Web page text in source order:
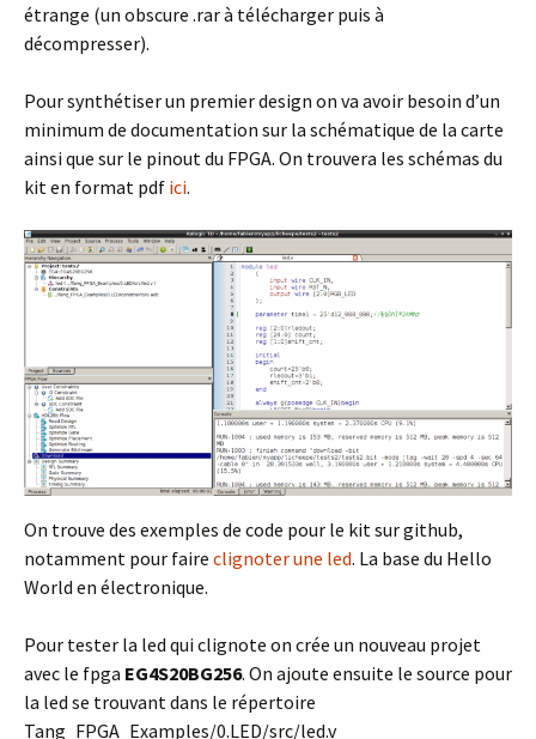
étrange (un obscure .rar à télécharger puis à
décompresser).
Pour synthétiser un premier design on va avoir besoin d’un
minimum de documentation sur la schématique de la carte
ainsi que sur le pinout du FPGA. On trouvera les schémas du
kit en format pdf ici.
On trouve des exemples de code pour le kit sur github,
notamment pour faire clignoter une led. La base du Hello
World en électronique.
Pour tester la led qui clignote on crée un nouveau projet
avec le fpga EG4S20BG256. On ajoute ensuite le source pour
la led se trouvant dans le répertoire
Tang_FPGA_Examples/0.LED/src/led.v